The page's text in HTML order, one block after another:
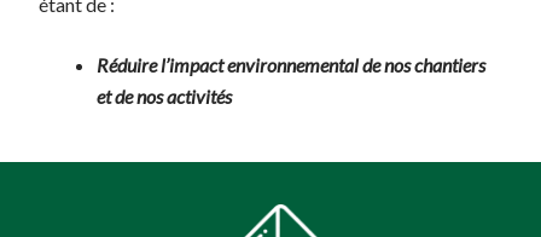
Réduire l’impact environnemental de nos chantiers
et de nos activités